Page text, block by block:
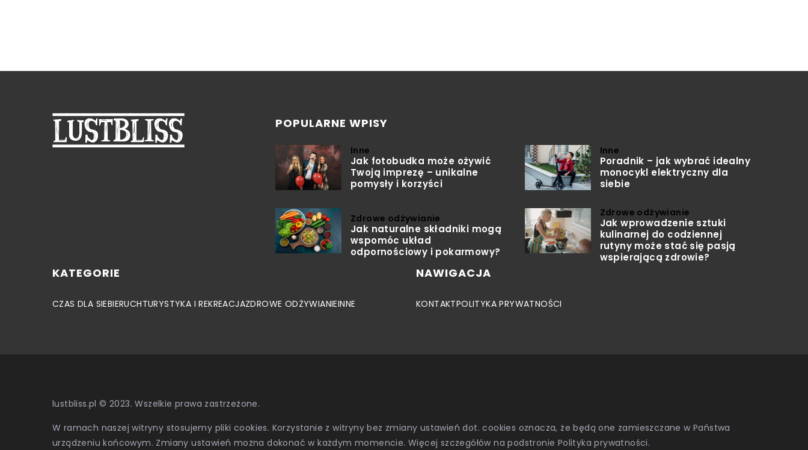
POPULARNE WPISY
Inne
Jak fotobudka może ożywić
Twoją imprezę – unikalne
pomysły i korzyści
Inne
Poradnik – jak wybrać idealny
monocykl elektryczny dla
siebie
Zdrowe odżywianie
Jak naturalne składniki mogą
wspomóc układ
odpornościowy i pokarmowy?
Zdrowe odżywianie
Jak wprowadzenie sztuki
kulinarnej do codziennej
rutyny może stać się pasją
wspierającą zdrowie?
KATEGORIE
CZAS DLA SIEBIERUCHTURYSTYKA I REKREACJAZDROWE ODŻYWIANIEINNE
NAWIGACJA
KONTAKTPOLITYKA PRYWATNOŚCI
lustbliss.pl © 2023. Wszelkie prawa zastrzeżone.
W ramach naszej witryny stosujemy pliki cookies. Korzystanie z witryny bez zmiany ustawień dot. cookies oznacza, że będą one zamieszczane w Państwa
urządzeniu końcowym. Zmiany ustawień można dokonać w każdym momencie. Więcej szczegółów na podstronie Polityka prywatności.